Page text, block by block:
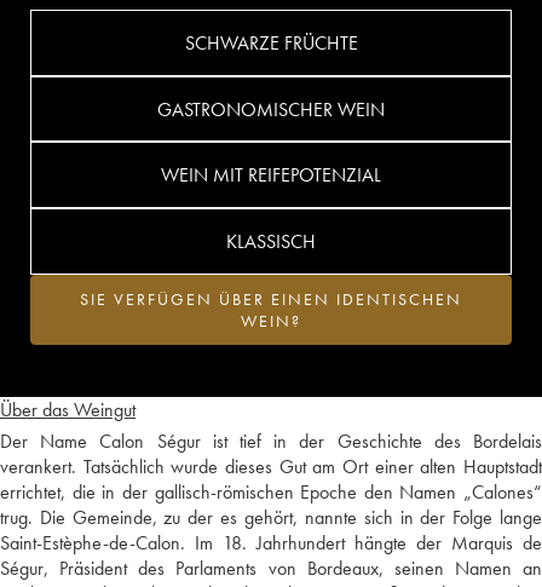
Über das Weingut
Der Name Calon Ségur ist tief in der Geschichte des Bordelais
verankert. Tatsächlich wurde dieses Gut am Ort einer alten Hauptstadt
errichtet, die in der gallisch-römischen Epoche den Namen „Calones“
trug. Die Gemeinde, zu der es gehört, nannte sich in der Folge lange
Saint-Estèphe-de-Calon. Im 18. Jahrhundert hängte der Marquis de
Ségur, Präsident des Parlaments von Bordeaux, seinen Namen an
SCHWARZE FRÜCHTE
GASTRONOMISCHER WEIN
WEIN MIT REIFEPOTENZIAL
KLASSISCH
SIE VERFÜGEN ÜBER EINEN IDENTISCHEN
WEIN?